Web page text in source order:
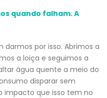
quando falham. A
darmos por isso. Abrimos a
a loiça e seguimos a
água quente a meio do
disparar sem
impacto que isso tem no